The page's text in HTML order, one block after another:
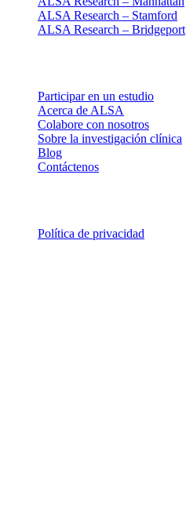
ALSA Research – Stamford
ALSA Research – Bridgeport
Participar en un estudio
Acerca de ALSA
Colabore con nosotros
Sobre la investigación clínica
Blog
Contáctenos
Política de privacidad